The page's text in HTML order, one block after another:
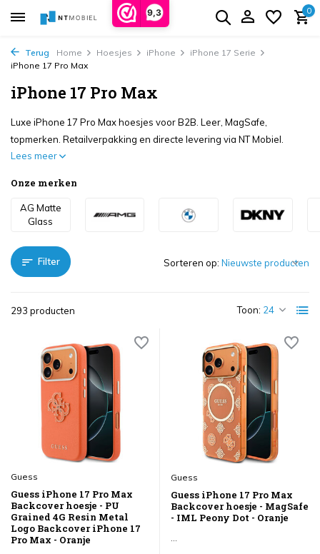
9,3 0
Terug Home Hoesjes iPhone
iPhone 17 Serie
iPhone 17 Pro Max
iPhone 17 Pro Max
Luxe iPhone 17 Pro Max hoesjes voor B2B. Leer, MagSafe,
topmerken. Retailverpakking en directe levering via NT Mobiel.
Lees meer
Onze merken
AG Matte
Glass
Filter
293 producten Toon:
Sorteren op:
Guess
Guess iPhone 17 Pro Max
Backcover hoesje - PU
Grained 4G Resin Metal
Logo Backcover iPhone 17
Pro Max - Oranje
Guess
Guess iPhone 17 Pro Max
Backcover hoesje - MagSafe
- IML Peony Dot - Oranje